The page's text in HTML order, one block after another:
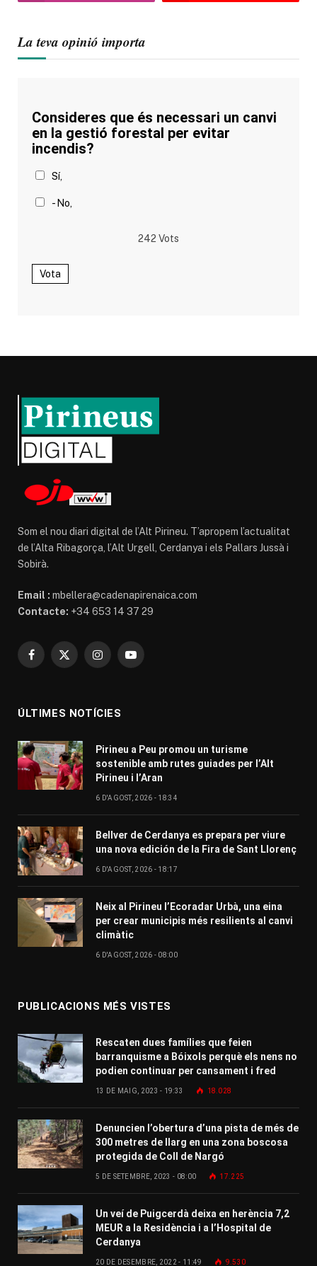
La teva opinió importa
Consideres que és necessari un canvi
en la gestió forestal per evitar
incendis?
Sí,
- No,
242 Vots
Vota
Som el nou diari digital de l’Alt Pirineu. T’apropem l’actualitat
de l’Alta Ribagorça, l’Alt Urgell, Cerdanya i els Pallars Jussà i
Sobirà.
Email : mbellera@cadenapirenaica.com
Contacte: +34 653 14 37 29
Facebook
X
InstagramYouTube
ÚLTIMES NOTÍCIES
Pirineu a Peu promou un turisme
sostenible amb rutes guiades per l’Alt
Pirineu i l’Aran
6 D'AGOST, 2026 - 18:34
Bellver de Cerdanya es prepara per viure
una nova edición de la Fira de Sant Llorenç
6 D'AGOST, 2026 - 18:17
Neix al Pirineu l’Ecoradar Urbà, una eina
per crear municipis més resilients al canvi
climàtic
6 D'AGOST, 2026 - 08:00
PUBLICACIONS MÉS VISTES
Rescaten dues famílies que feien
barranquisme a Bóixols perquè els nens no
podien continuar per cansament i fred
13 DE MAIG, 2023 - 19:33 18.028
Denuncien l’obertura d’una pista de més de
300 metres de llarg en una zona boscosa
protegida de Coll de Nargó
5 DE SETEMBRE, 2023 - 08:00 17.225
Un veí de Puigcerdà deixa en herència 7,2
MEUR a la Residència i a l’Hospital de
Cerdanya
20 DE DESEMBRE, 2022 - 11:49 9.530